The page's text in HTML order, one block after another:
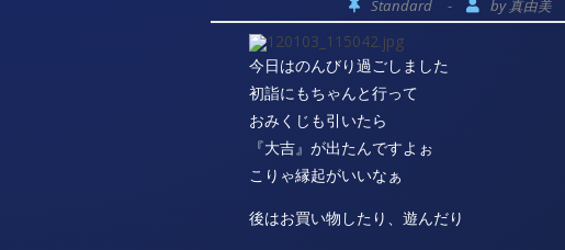
Standard - by真由美
今日はのんびり過ごしました
初詣にもちゃんと行って
おみくじも引いたら
『大吉』が出たんですよぉ
こりゃ縁起がいいなぁ
後はお買い物したり、遊んだり